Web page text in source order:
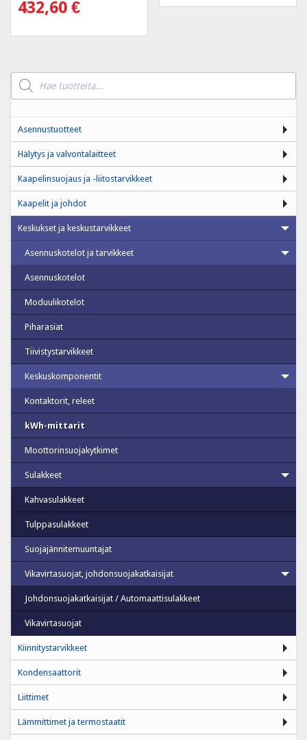
432,60 €
Products
search
Asennustuotteet
Hälytys ja valvontalaitteet
Kaapelinsuojaus ja -liitostarvikkeet
Kaapelit ja johdot
Keskukset ja keskustarvikkeet
Asennuskotelot ja tarvikkeet
Asennuskotelot
Moduulikotelot
Piharasiat
Tiivistystarvikkeet
Keskuskomponentit
Kontaktorit, releet
kWh-mittarit
Moottorinsuojakytkimet
Sulakkeet
Kahvasulakkeet
Tulppasulakkeet
Suojajännitemuuntajat
Vikavirtasuojat, johdonsuojakatkaisijat
Johdonsuojakatkaisijat / Automaattisulakkeet
Vikavirtasuojat
Kiinnitystarvikkeet
Kondensaattorit
Liittimet
Lämmittimet ja termostaatit